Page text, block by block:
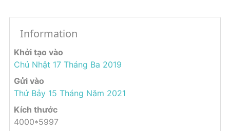
Information
Khởi tạo vào
Chủ Nhật 17 Tháng Ba 2019
Gửi vào
Thứ Bảy 15 Tháng Năm 2021
Kích thước
4000*5997